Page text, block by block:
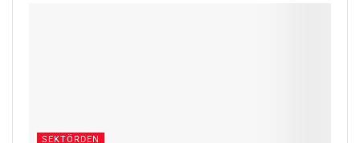
SEKTÖRDEN